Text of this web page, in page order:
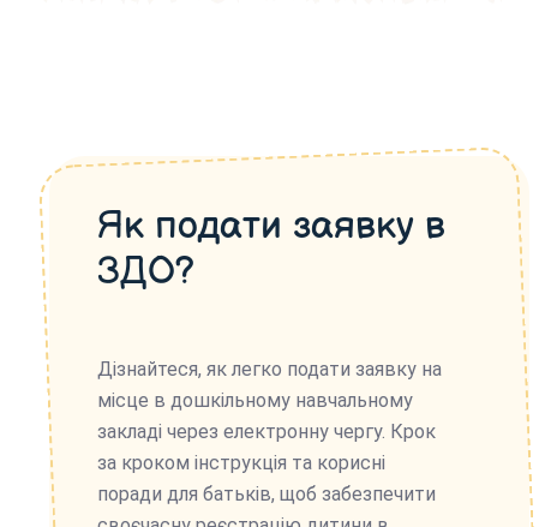
Як подати заявку в
ЗДО?
Дізнайтеся, як легко подати заявку на
місце в дошкільному навчальному
закладі через електронну чергу. Крок
за кроком інструкція та корисні
поради для батьків, щоб забезпечити